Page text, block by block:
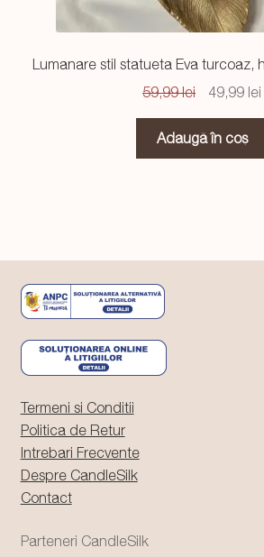
Lumanare stil statueta Eva turcoaz,
59,99lei
Prețul
a
fost:
49,99 lei
Adaugă în coș
Termeni si Conditii
Politica de Retur
Intrebari Frecvente
Despre CandleSilk
Contact
Parteneri CandleSilk